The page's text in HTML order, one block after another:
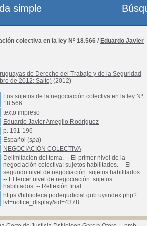
colectiva en la ley Nº 18.566 / Eduardo Javier
de Derecho del Trabajo y de la Seguridad
de 2012; Salto) (2012)
Los sujetos de la negociación colectiva en la ley Nº
18.566
texto impreso
Eduardo Javier Ameglio Rodríguez
p. 191-196
Español (spa)
NEGOCIACIÓN COLECTIVA
Delimitación del tema. -- El primer nivel de la
negociación colectiva: sujetos habilitados. -- El
segundo nivel de negociación: sujetos habilitados.
-- El tercer nivel de negociación: sujetos
habilitados. -- Reflexión final.
https://biblioteca.poderjudicial.gub.uy/index.php?
lvl=notice_display&id=4378
simple